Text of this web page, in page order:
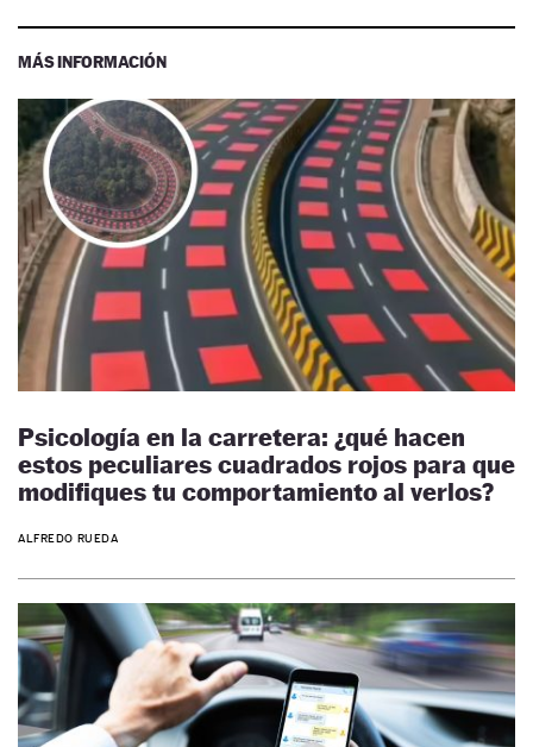
MÁS INFORMACIÓN
Psicología en la carretera: ¿qué hacen
estos peculiares cuadrados rojos para que
modifiques tu comportamiento al verlos?
ALFREDO RUEDA